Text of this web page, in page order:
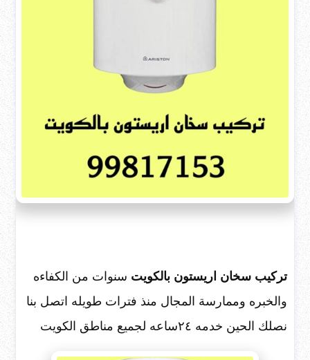
تركيب سخان اريستون بالكويت سنوات من الكفاءه
والخبره وممارسة المجال منذ فترات طويله اتصل بنا
نصلك الحين خدمه ٢٤ساعه لجميع مناطق الكويت